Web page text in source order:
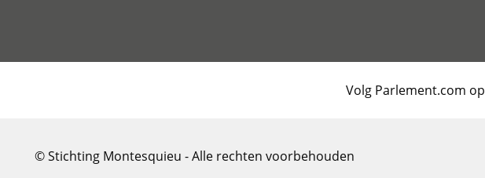
Volg Parlement.com op
© Stichting Montesquieu - Alle rechten voorbehouden